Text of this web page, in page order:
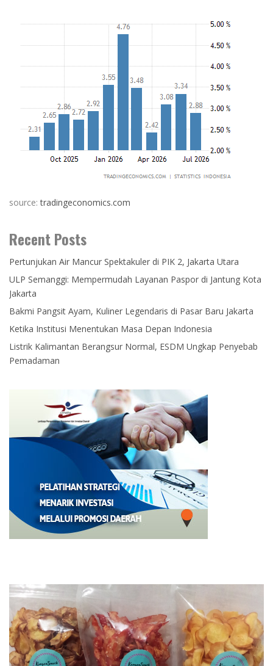
source:tradingeconomics.com
Recent Posts
Pertunjukan Air Mancur Spektakuler di PIK 2, Jakarta Utara
ULP Semanggi: Mempermudah Layanan Paspor di Jantung Kota
Jakarta
Bakmi Pangsit Ayam, Kuliner Legendaris di Pasar Baru Jakarta
Ketika Institusi Menentukan Masa Depan Indonesia
Listrik Kalimantan Berangsur Normal, ESDM Ungkap Penyebab
Pemadaman